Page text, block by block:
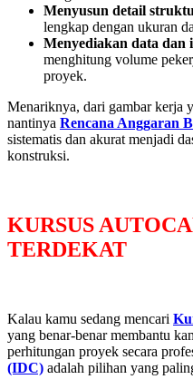
Menyusun detail
lengkap dengan ukuran
Menyediakan data dan
menghitung volume
proyek.
Menariknya, dari gambar kerja
nantinya Rencana Anggaran
sistematis dan akurat menjadi
konstruksi.
KURSUS
TERDEKAT
Kalau kamu sedang mencari
yang benar-benar membantu
perhitungan proyek secara
(IDC) adalah pilihan yang